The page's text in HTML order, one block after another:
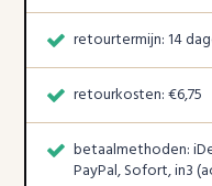
retourtermijn: 14
retourkosten: €6,75
betaalmethoden:
PayPal, Sofort, in3